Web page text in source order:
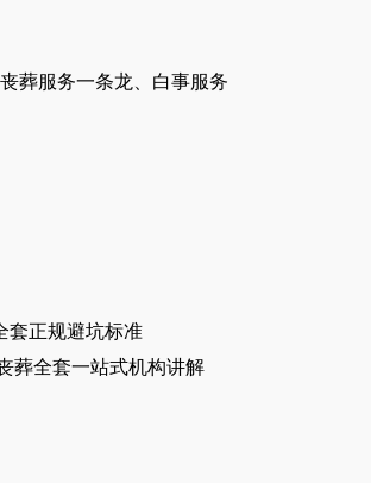
葬服务一条龙、白事服务
套正规避坑标准
葬全套一站式机构讲解